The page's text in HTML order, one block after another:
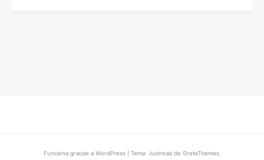
Funciona gracias a WordPress Tema: Justread de GretaThemes.